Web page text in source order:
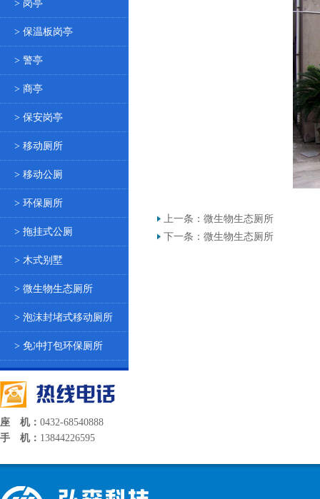
> 岗亭
> 保温板岗亭
> 警亭
> 商亭
> 保安岗亭
> 移动厕所
> 移动公厕
> 环保厕所
> 拖挂式公厕
> 木式别墅
> 微生物生态厕所
> 泡沫封堵式移动厕所
> 免冲打包环保厕所
座 机： 0432-68540888
手 机： 13844226595
上一条： 微生物生态厕所
下一条： 微生物生态厕所